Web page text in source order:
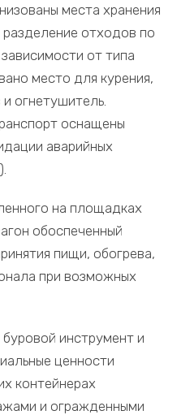
места хранения
отходов по
от типа
место для курения,
огнетушитель.
оснащены
аварийных
на площадках
обоспеченный
пищи, обогрева,
при возможных
инструмент и
ценности
контейнерах
и огражденными